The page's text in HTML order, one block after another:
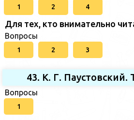
1 2 4
Для тех, кто внимательно
Вопросы
1 2 3
43. К. Г.
Вопросы
1